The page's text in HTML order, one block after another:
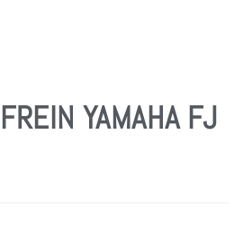
YAMAHA FJ